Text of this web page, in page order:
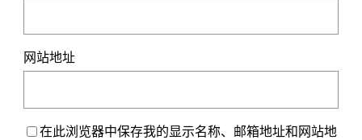
网站地址
在此浏览器中保存我的显示名称、邮箱地址和网站地